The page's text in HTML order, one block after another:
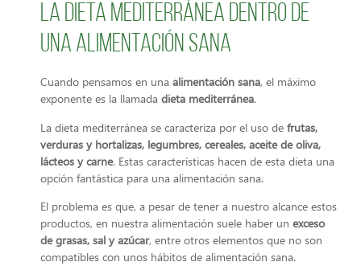
La dieta mediterránea dentro de
una alimentación sana
Cuando pensamos en una alimentación sana, el máximo
exponente es la llamada dieta mediterránea.
La dieta mediterránea se caracteriza por el uso de frutas,
verduras y hortalizas, legumbres, cereales, aceite de oliva,
lácteos y carne. Estas características hacen de esta dieta una
opción fantástica para una alimentación sana.
El problema es que, a pesar de tener a nuestro alcance estos
productos, en nuestra alimentación suele haber un exceso
de grasas, sal y azúcar, entre otros elementos que no son
compatibles con unos hábitos de alimentación sana.